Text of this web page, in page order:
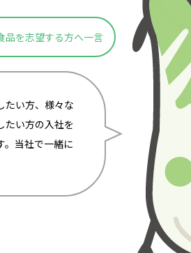
品を志望する方へ一言
たい方、様々な
たい方の入社を
。当社で一緒に